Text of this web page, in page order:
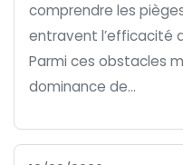
comprendre les
entravent l’efficacité
Parmi ces obstacles
dominance de...